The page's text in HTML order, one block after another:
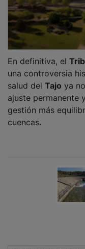
En definitiva, el
una controversia
salud del Tajo ya
ajuste permanente
gestión más
cuencas.